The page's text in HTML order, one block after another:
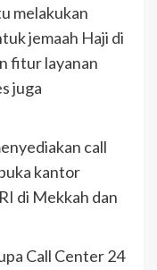
melakukan
jemaah Haji di
fitur layanan
juga
call
kantor
di Mekkah dan
Call Center 24